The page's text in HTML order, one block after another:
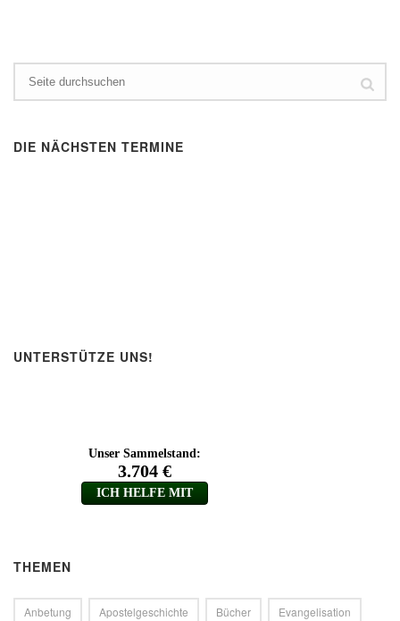
DIE NÄCHSTEN TERMINE
UNTERSTÜTZE UNS!
THEMEN
Anbetung Apostelgeschichte Bücher Evangelisation